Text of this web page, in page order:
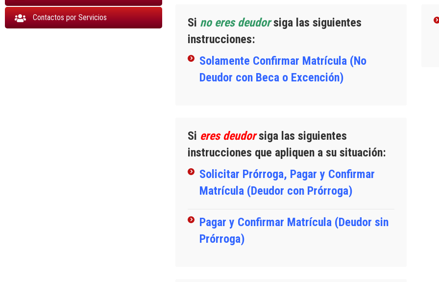
Contactos por Servicios Si no eres deudorsiga las siguientes
instrucciones:
Solamente Confirmar Matrícula (No
Deudor con Beca o Excención)
Si eres deudor siga las siguientes
instrucciones que apliquen a su situación:
Solicitar Prórroga, Pagar y Confirmar
Matrícula (Deudor con Prórroga)
Pagar y Confirmar Matrícula (Deudor sin
Prórroga)